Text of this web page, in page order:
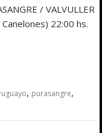
/ VALVULLER
22:00 hs.
, purasangre,